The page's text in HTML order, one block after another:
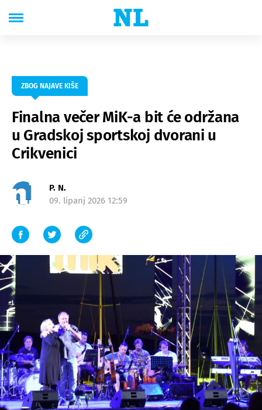
ZBOG NAJAVE KIŠE
Finalna večer MiK-a bit će održana
u Gradskoj sportskoj dvorani u
Crikvenici
P. N.
09. lipanj 2026 12:59